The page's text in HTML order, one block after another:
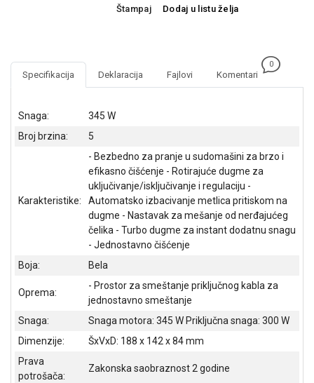
SIGURNOSNA
OPREMA
SOFTWARE
KABLOVI I
MATERIJAL
PRIBOR
BICIKLE
ALAT I
Štampaj Dodaj u listu želja
Specifikacija Deklaracija Fajlovi Komentari
0
Snaga:
345 W
Broj brzina:
5
Karakteristike:
- Bezbedno za pranje u sudomašini za brzo i
efikasno čišćenje - Rotirajuće dugme za
uključivanje/isključivanje i regulaciju -
Automatsko izbacivanje metlica pritiskom na
dugme - Nastavak za mešanje od nerđajućeg
čelika - Turbo dugme za instant dodatnu snagu
- Jednostavno čišćenje
Boja:
Bela
Oprema:
- Prostor za smeštanje priključnog kabla za
jednostavno smeštanje
Snaga:
Snaga motora: 345 W Priključna snaga: 300 W
Dimenzije:
ŠxVxD: 188 x 142 x 84 mm
Prava
potrošača:
Zakonska saobraznost 2 godine